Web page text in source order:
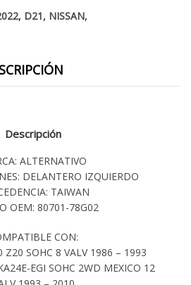
, D21, NISSAN,
Descripción
ALTERNATIVO
DELANTERO IZQUIERDO
TAIWAN
OEM: 80701-78G02
CON:
Z20 SOHC 8 VALV 1986 – 1993
EGI SOHC 2WD MEXICO 12